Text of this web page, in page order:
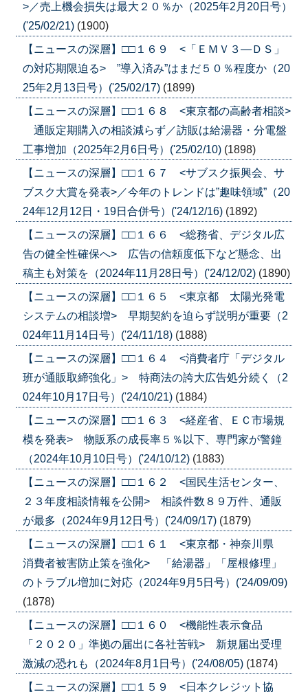
>／売上機会損失は最大２０％か（2025年2月20日号）
('25/02/21) (1900)
【ニュースの深層】□□１６９ <「ＥＭＶ３―ＤＳ」
の対応期限迫る> ”導入済み”はまだ５０％程度か（20
25年2月13日号）('25/02/17) (1899)
【ニュースの深層】□□１６８ <東京都の高齢者相談>
通販定期購入の相談減らず／訪販は給湯器・分電盤
工事増加（2025年2月6日号）('25/02/10) (1898)
【ニュースの深層】□□１６７ <サブスク振興会、サ
ブスク大賞を発表>／今年のトレンドは”趣味領域”（20
24年12月12日・19日合併号）('24/12/16) (1892)
【ニュースの深層】□□１６６ <総務省、デジタル広
告の健全性確保へ> 広告の信頼度低下など懸念、出
稿主も対策を（2024年11月28日号）('24/12/02) (1890)
【ニュースの深層】□□１６５ <東京都 太陽光発電
システムの相談増> 早期契約を迫らず説明が重要（2
024年11月14日号）('24/11/18) (1888)
【ニュースの深層】□□１６４ <消費者庁「デジタル
班が通販取締強化」> 特商法の誇大広告処分続く（2
024年10月17日号）('24/10/21) (1884)
【ニュースの深層】□□１６３ <経産省、ＥＣ市場規
模を発表> 物販系の成長率５％以下、専門家が警鐘
（2024年10月10日号）('24/10/12) (1883)
【ニュースの深層】□□１６２ <国民生活センター、
２３年度相談情報を公開> 相談件数８９万件、通販
が最多（2024年9月12日号）('24/09/17) (1879)
【ニュースの深層】□□１６１ <東京都・神奈川県
消費者被害防止策を強化> 「給湯器」「屋根修理」
のトラブル増加に対応（2024年9月5日号）('24/09/09)
(1878)
【ニュースの深層】□□１６０ <機能性表示食品
「２０２０」準拠の届出に各社苦戦> 新規届出受理
激減の恐れも（2024年8月1日号）('24/08/05) (1874)
【ニュースの深層】□□１５９ <日本クレジット協